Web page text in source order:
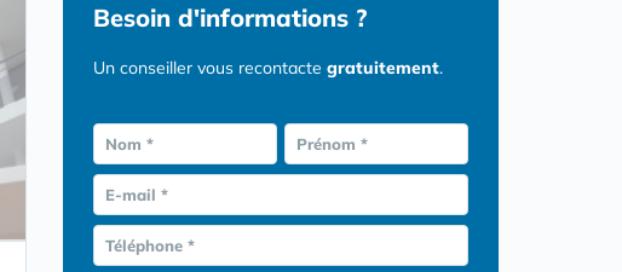
Besoin d'informations ?
Un conseiller vous recontacte gratuitement.
Nom * Prénom *
E-mail *
Téléphone *